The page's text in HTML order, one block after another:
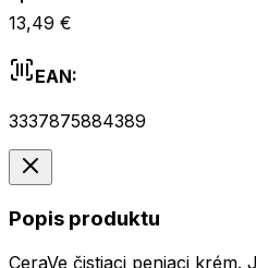
13,49 €
EAN:
3337875884389
Popis produktu
CeraVe čistiaci peniaci krém.